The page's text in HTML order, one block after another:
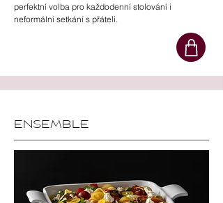
perfektní volba pro každodenní stolování i
neformální setkání s přáteli.
ENSEMBLE